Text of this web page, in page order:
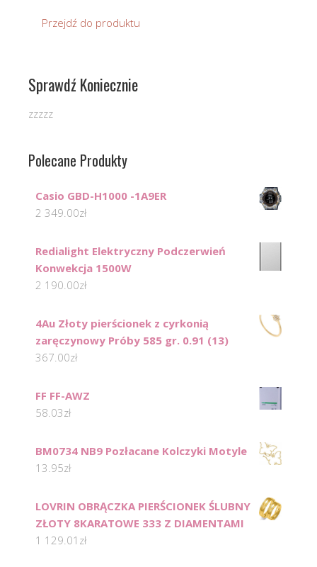
Przejdź do produktu
Sprawdź Koniecznie
zzzzz
Polecane Produkty
Casio GBD-H1000 -1A9ER
2 349.00zł
Redialight Elektryczny Podczerwień
Konwekcja 1500W
2 190.00zł
4Au Złoty pierścionek z cyrkonią
zaręczynowy Próby 585 gr. 0.91 (13)
367.00zł
FF FF-AWZ
58.03zł
BM0734 NB9 Pozłacane Kolczyki Motyle
13.95zł
LOVRIN OBRĄCZKA PIERŚCIONEK ŚLUBNY
ZŁOTY 8KARATOWE 333 Z DIAMENTAMI
1 129.01 zł